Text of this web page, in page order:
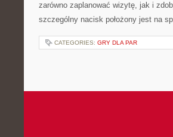
zarówno zaplanować wizytę, jak i
szczególny nacisk położony jest na
CATEGORIES: GRY DLA PAR